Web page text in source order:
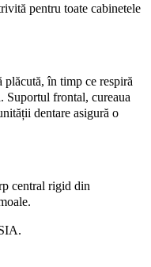
pentru toate cabinetele
plăcută, în timp ce respiră
Suportul frontal, cureaua
dentare asigură o
central rigid din